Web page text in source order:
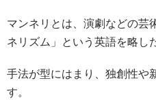
マンネリとは、演劇などの芸
ネリズム」という英語を略し
手法が型にはまり、独創性や
す。